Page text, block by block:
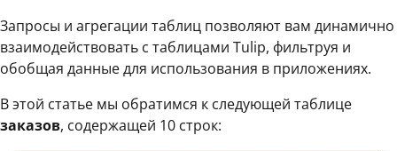
Запросы и агрегации таблиц позволяют вам динамично
взаимодействовать с таблицами Tulip, фильтруя и
обобщая данные для использования в приложениях.
В этой статье мы обратимся к следующей таблице
заказов, содержащей 10 строк: